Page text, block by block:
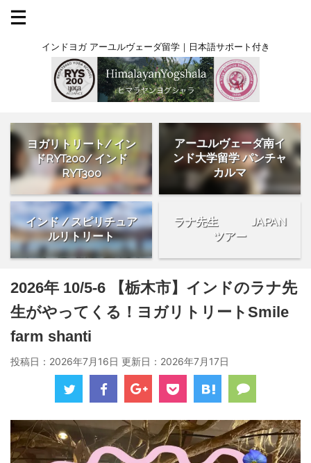
インドヨガ アーユルヴェーダ留学｜日本語サポート付き
ヨガリトリート/ イン
ドRYT200/ インド
RYT300
アーユルヴェーダ南イ
ンド大学留学 パンチャ
カルマ
インド / スピリチュア
ルリトリート
ラナ先生 JAPAN
ツアー
2026年 10/5-6 【栃木市】インドのラナ先
生がやってくる！ヨガリトリートSmile
farm shanti
投稿日：2026年7月16日 更新日： 2026年7月17日